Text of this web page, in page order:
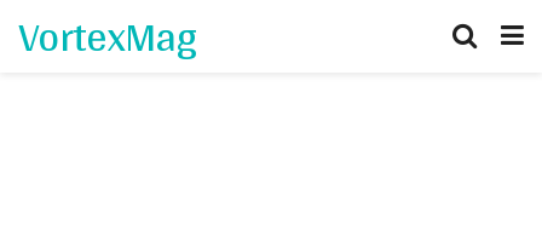
VortexMag